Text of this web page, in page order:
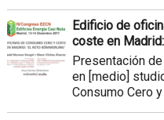
Edificio de
coste en
Presentación
en [medio]
Consumo Cero